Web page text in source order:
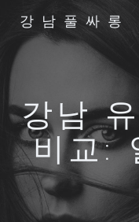
강남풀싸롱
강남
비교: